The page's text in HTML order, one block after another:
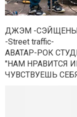
ДЖЭМ -СЭЙЩЕНЫ
-Street traffic-
АВАТАР-РОК
"НАМ НРАВИТСЯ
ЧУВСТВУЕШЬ